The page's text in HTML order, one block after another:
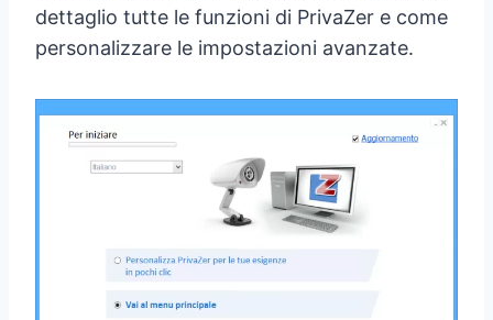
dettaglio tutte le funzioni di PrivaZer e come
personalizzare le impostazioni avanzate.